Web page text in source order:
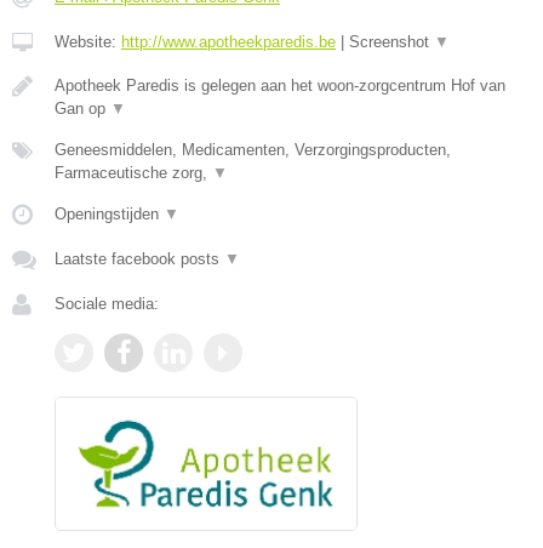
Website: http://www.apotheekparedis.be Screenshot ▼
Apotheek Paredis is gelegen aan het woon-zorgcentrum Hof van
Gan op ▼
Geneesmiddelen, Medicamenten, Verzorgingsproducten,
Farmaceutische zorg,
▼
Openingstijden ▼
Laatste facebook posts ▼
Sociale media: